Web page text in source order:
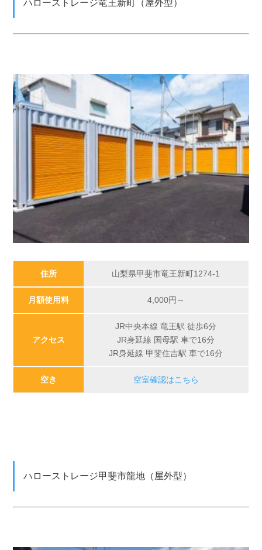
ハローストレージ竜王新町（屋外型）
住所 山梨県甲斐市竜王新町1274-1
月額使用料 4,000円～
アクセス
JR中央本線 竜王駅 徒歩6分
JR身延線 国母駅 車で16分
JR身延線 甲斐住吉駅 車で16分
空き 空室確認はこちら
ハローストレージ甲斐市龍地（屋外型）